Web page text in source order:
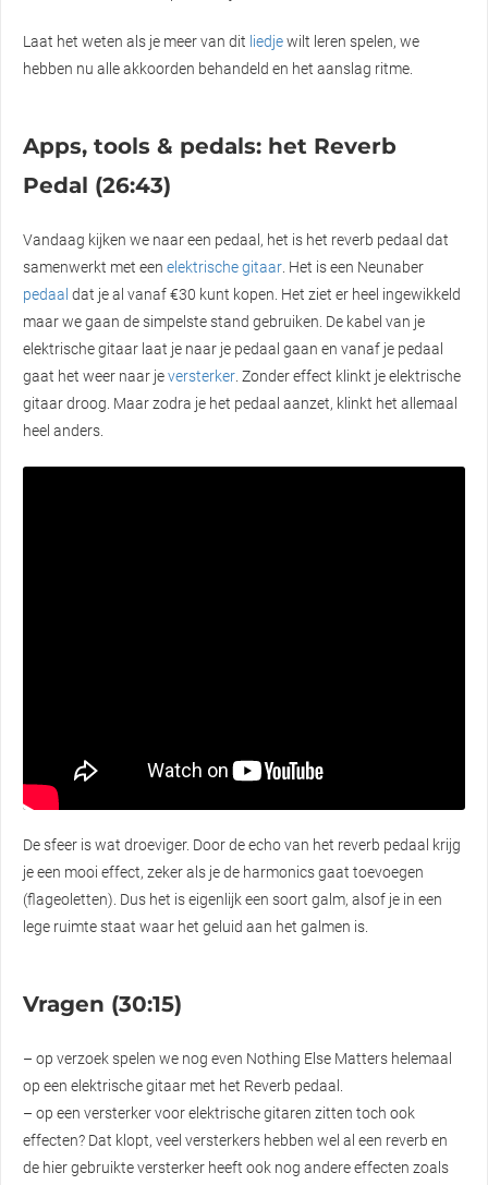
Laat het weten als je meer van dit liedjewilt leren spelen, we
hebben nu alle akkoorden behandeld en het aanslag ritme.
Apps, tools & pedals: het Reverb
Pedal (26:43)
Vandaag kijken we naar een pedaal, het is het reverb pedaal dat
samenwerkt met een elektrische gitaar . Het is een Neunaber
pedaal dat je al vanaf €30 kunt kopen. Het ziet er heel ingewikkeld
maar we gaan de simpelste stand gebruiken. De kabel van je
elektrische gitaar laat je naar je pedaal gaan en vanaf je pedaal
gaat het weer naar jeversterker . Zonder effect klinkt je elektrische
gitaar droog. Maar zodra je het pedaal aanzet, klinkt het allemaal
heel anders.
De sfeer is wat droeviger. Door de echo van het reverb pedaal krijg
je een mooi effect, zeker als je de harmonics gaat toevoegen
(flageoletten). Dus het is eigenlijk een soort galm, alsof je in een
lege ruimte staat waar het geluid aan het galmen is.
Vragen (30:15)
– op verzoek spelen we nog even Nothing Else Matters helemaal
op een elektrische gitaar met het Reverb pedaal.
– op een versterker voor elektrische gitaren zitten toch ook
effecten? Dat klopt, veel versterkers hebben wel al een reverb en
de hier gebruikte versterker heeft ook nog andere effecten zoals